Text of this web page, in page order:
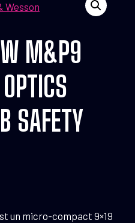
M&P9
SAFETY
un micro-compact 9×19